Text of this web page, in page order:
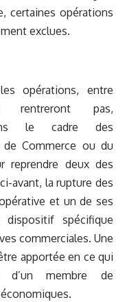
certaines opérations
exclues.
opérations, entre
rentreront pas,
le cadre des
Commerce ou du
reprendre deux des
avant, la rupture des
et un de ses
dispositif spécifique
commerciales. Une
apportée en ce qui
d’un membre de